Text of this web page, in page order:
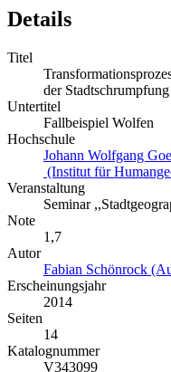
Details
Titel
der
Untertitel
Fallbeispiel Wolfen
Hochschule
Johann Wolfgang
(Institut für
Veranstaltung
Seminar
Note
1,7
Autor
Fabian Schönrock
Erscheinungsjahr
2014
Seiten
14
Katalognummer
V343099